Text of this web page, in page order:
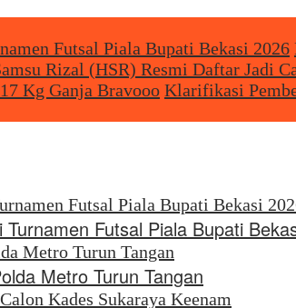
Futsal Piala Bupati Bekasi 2026
Rizal (HSR) Resmi Daftar Jadi
Kg Ganja Bravooo Klarifikasi
Futsal Piala Bupati
Metro Turun Tangan